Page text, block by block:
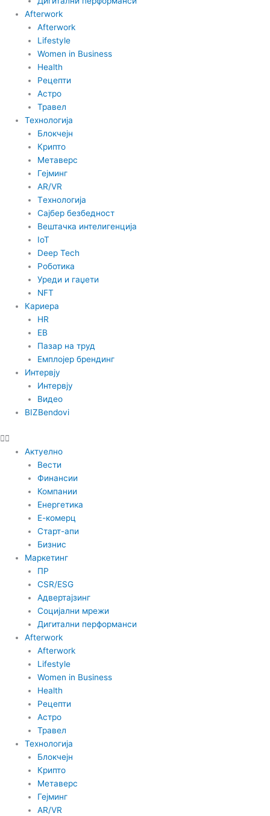
n
Afterwork
Afterwork
Lifestyle
Women in Business
Health
Рецепти
Астро
Травел
Технологија
Блокчејн
Крипто
Метаверс
Гејминг
AR/VR
Tехнологија
Сајбер безбедност
Вештачка интелигенција
IoT
Deep Tech
Роботика
Уреди и гаџети
NFT
Кариера
HR
EB
Пазар на труд
Емплојер брендинг
Интервју
Интервју
Видео
BIZBendovi
Актуелно
Вести
Финансии
Компании
Енергетика
Е-комерц
Старт-апи
Бизнис
Маркетинг
ПР
CSR/ESG
Адвертајзинг
Социјални мрежи
Дигитални перформанси
Afterwork
Afterwork
Lifestyle
Women in Business
Health
Рецепти
Астро
Травел
Технологија
Блокчејн
Крипто
Метаверс
Гејминг
AR/VR